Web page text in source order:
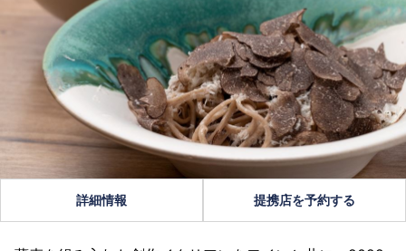
詳細情報 提携店を予約する